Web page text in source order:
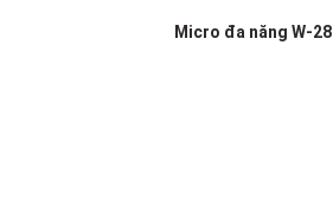
Micro đa năng W-28